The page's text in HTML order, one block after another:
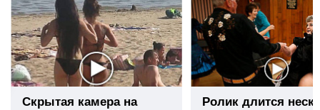
Скрытая камера на
Ролик длится